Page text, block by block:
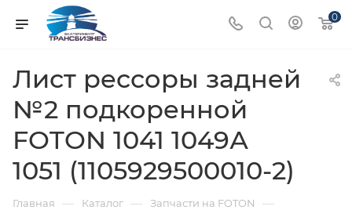
0
Лист рессоры задней
№2 подкоренной
FOTON 1041 1049А
1051 (1105929500010-2)
Главная — Каталог — Запчасти на FOTON —